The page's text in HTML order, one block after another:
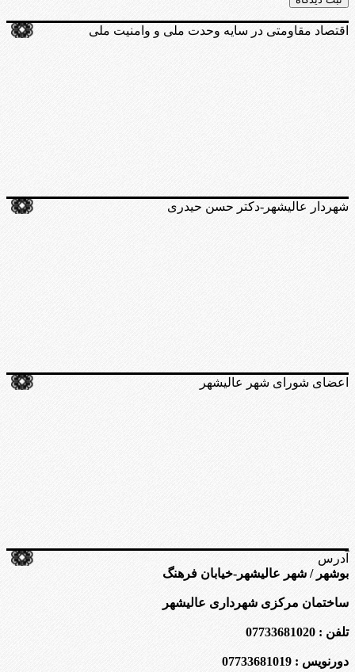
اقتصاد مقاومتی در سایه وحدت ملی و وامنیت ملی
شهردار عالیشهر-دکتر حسن حیدری
اعضای شورای شهر عالیشهر
آدرس
بوشهر / شهر عالیشهر-خیابان فرهنگ
ساختمان مرکزی شهرداری عالیشهر
تلفن : 07733681020
دورنویس : 07733681019